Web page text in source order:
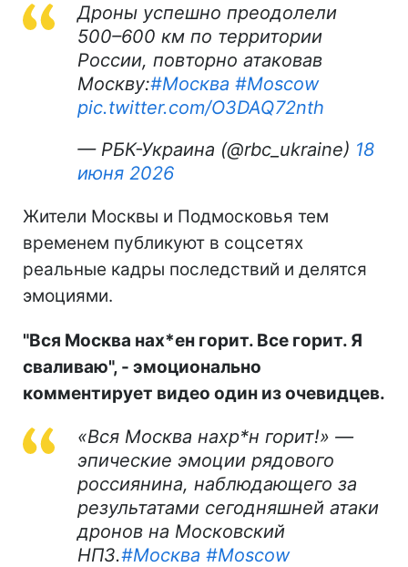
Дроны успешно преодолели
500–600 км по территории
России, повторно атаковав
Москву:#Москва #Moscow
pic.twitter.com/O3DAQ72nth
— РБК-Украина (@rbc_ukraine) 18
июня 2026
Жители Москвы и Подмосковья тем
временем публикуют в соцсетях
реальные кадры последствий и делятся
эмоциями.
"Вся Москва нах*ен горит. Все горит. Я
сваливаю", - эмоционально
комментирует видео один из очевидцев.
«Вся Москва нахр*н горит!» —
эпические эмоции рядового
россиянина, наблюдающего за
результатами сегодняшней атаки
дронов на Московский
НПЗ.#Москва #Moscow